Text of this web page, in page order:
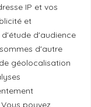
IP et vos
et
d'audience
d'autre
géolocalisation
pouvez